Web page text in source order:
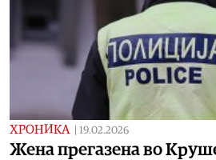
ХРОНИКА 19.02.2026
Жена прегазена во